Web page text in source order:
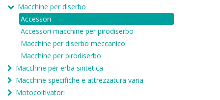
Macchine per diserbo
Accessori
Accessori macchine per pirodiserbo
Macchine per diserbo meccanico
Macchine per pirodiserbo
Macchine per erba sintetica
Macchine specifiche e attrezzatura varia
Motocoltivatori